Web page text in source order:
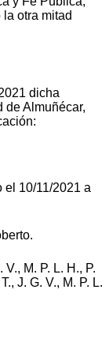
otra mitad
dicha
de Almuñécar,
el 10/11/2021 a
V., M. P. L. H., P.
J. G. V., M. P. L.